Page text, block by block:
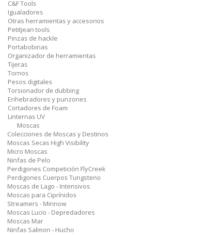
C&F Tools
Igualadores
Otras herramientas y accesorios
Petitjean tools
Pinzas de hackle
Portabobinas
Organizador de herramientas
Tijeras
Tornos
Pesos digitales
Torsionador de dubbing
Enhebradores y punzones
Cortadores de Foam
Linternas UV
Moscas
Colecciones de Moscas y Destinos
Moscas Secas High Visibility
Micro Moscas
Ninfas de Pelo
Perdigones Competición FlyCreek
Perdigones Cuerpos Tungsteno
Moscas de Lago - Intensivos
Moscas para Ciprínidos
Streamers - Minnow
Moscas Lucio - Depredadores
Moscas Mar
Ninfas Salmon - Hucho